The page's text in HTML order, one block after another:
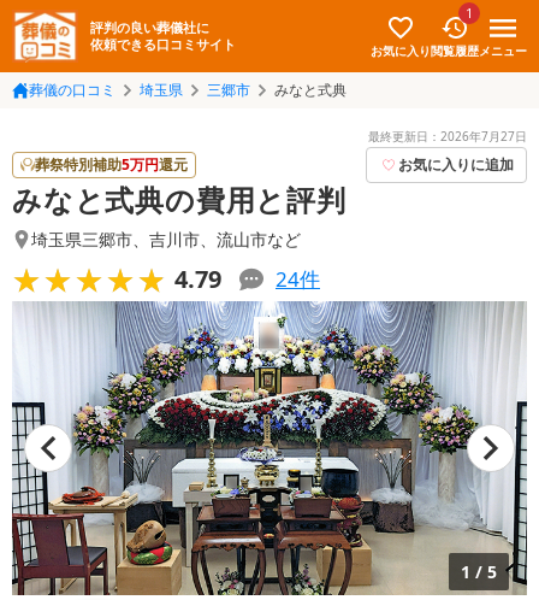
評判の良い葬儀社に
依頼できる口コミサイト
お気に入り
1
閲覧履歴メニュー
葬儀の口コミ 埼玉県 三郷市 みなと式典
最終更新日： 2026年7月27日
葬祭特別補助5万円還元 お気に入りに追加
みなと式典の費用と評判
埼玉県三郷市、 吉川市、 流山市など
★★★★★
★★★★★ 4.79 24件
1 / 5